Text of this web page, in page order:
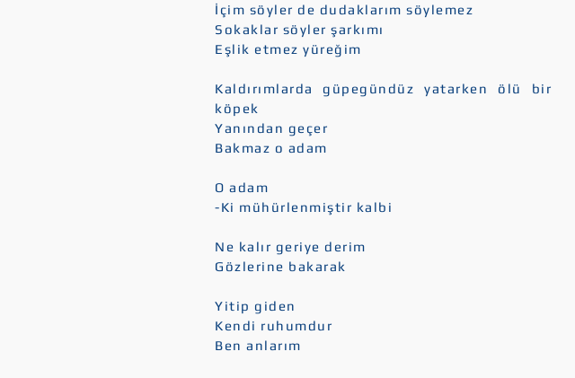
İçim söyler de dudaklarım söylemez
Sokaklar söyler şarkımı
Eşlik etmez yüreğim
Kaldırımlarda güpegündüz yatarken ölü bir
köpek
Yanından geçer
Bakmaz o adam
O adam
-Ki mühürlenmiştir kalbi
Ne kalır geriye derim
Gözlerine bakarak
Yitip giden
Kendi ruhumdur
Ben anlarım